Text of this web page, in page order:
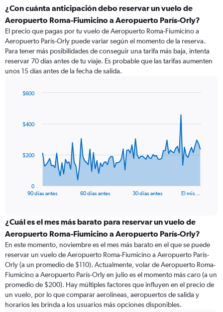
¿Con cuánta anticipación debo reservar un vuelo de
Aeropuerto Roma-Fiumicino a Aeropuerto París-Orly?
El precio que pagas por tu vuelo de Aeropuerto Roma-Fiumicino a
Aeropuerto París-Orly puede variar según el momento de la reserva.
Para tener más posibilidades de conseguir una tarifa más baja, intenta
reservar 70 días antes de tu viaje. Es probable que las tarifas aumenten
unos 15 días antes de la fecha de salida.
data
The
categories.
Range:
91
categories.
The
chart
has
1
Y
axis
90 días antes 60 días antes 30 días antes El mis…
0
$200
$400
$600
¿Cuál es el mes más barato para reservar un vuelo de
Aeropuerto Roma-Fiumicino a Aeropuerto París-Orly?
En este momento, noviembre es el mes más barato en el que se puede
reservar un vuelo de Aeropuerto Roma-Fiumicino a Aeropuerto París-
Orly (a un promedio de $110). Actualmente, volar de Aeropuerto Roma-
Fiumicino a Aeropuerto París-Orly en julio es el momento más caro (a un
promedio de $200). Hay múltiples factores que influyen en el precio de
un vuelo, por lo que comparar aerolíneas, aeropuertos de salida y
horarios les brinda a los usuarios más opciones disponibles.